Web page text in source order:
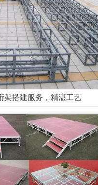
架搭建服务，精湛工艺